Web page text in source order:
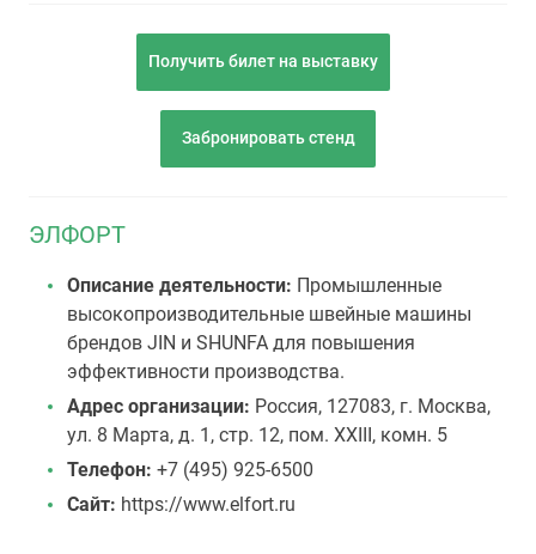
Получить билет на выставку
Забронировать стенд
ЭЛФОРТ
Описание деятельности: Промышленные
высокопроизводительные швейные машины
брендов JIN и SHUNFA для повышения
эффективности производства.
Адрес организации: Россия, 127083, г. Москва,
ул. 8 Марта, д. 1, стр. 12, пом. XXIII, комн. 5
Телефон: +7 (495) 925-6500
Сайт: https://www.elfort.ru